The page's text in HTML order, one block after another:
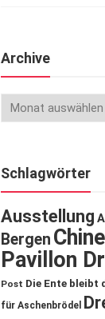
Archive
Schlagwörter
Ausstellung
Bergen
Pavillon
Post Die Ente bleibt
für Aschenbrödel